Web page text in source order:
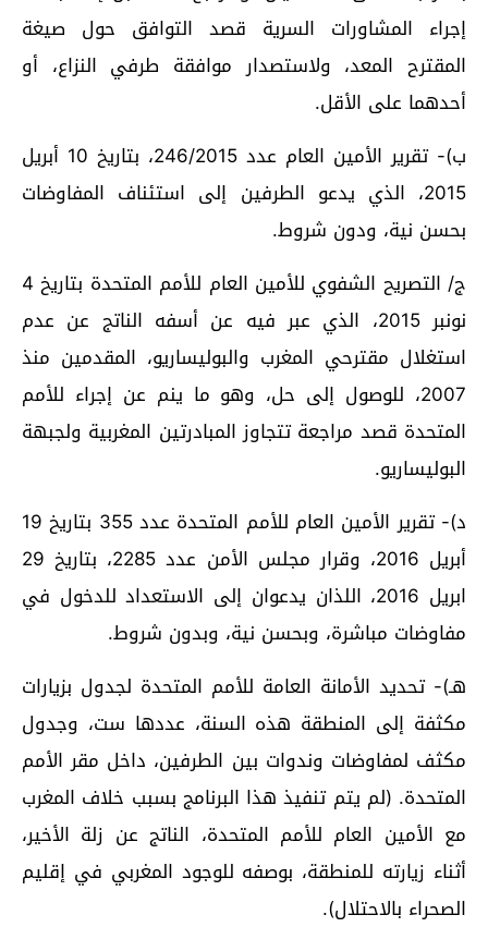
إجراء المشاورات السرية قصد التوافق حول صيغة
المقترح المعد، ولاستصدار موافقة طرفي النزاع، أو
أحدهما على الأقل.
ب)- تقرير الأمين العام عدد 246/2015، بتاريخ 10 أبريل
2015، الذي يدعو الطرفين إلى استئناف المفاوضات
بحسن نية، ودون شروط.
ج/ التصريح الشفوي للأمين العام للأمم المتحدة بتاريخ 4
نونبر 2015، الذي عبر فيه عن أسفه الناتج عن عدم
استغلال مقترحي المغرب والبوليساريو، المقدمين منذ
2007، للوصول إلى حل، وهو ما ينم عن إجراء للأمم
المتحدة قصد مراجعة تتجاوز المبادرتين المغربية ولجبهة
البوليساريو.
د)- تقرير الأمين العام للأمم المتحدة عدد 355 بتاريخ 19
أبريل 2016، وقرار مجلس الأمن عدد 2285، بتاريخ 29
ابريل 2016، اللذان يدعوان إلى الاستعداد للدخول في
مفاوضات مباشرة، وبحسن نية، وبدون شروط.
هـ)- تحديد الأمانة العامة للأمم المتحدة لجدول بزيارات
مكثفة إلى المنطقة هذه السنة، عددها ست، وجدول
مكثف لمفاوضات وندوات بين الطرفين، داخل مقر الأمم
المتحدة. (لم يتم تنفيذ هذا البرنامج بسبب خلاف المغرب
مع الأمين العام للأمم المتحدة، الناتج عن زلة الأخير،
أثناء زيارته للمنطقة، بوصفه للوجود المغربي في إقليم
الصحراء بالاحتلال).